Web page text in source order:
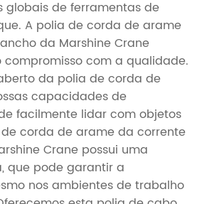
globais de ferramentas de
A polia de corda de arame
da Marshine Crane
compromisso com a qualidade.
da polia de corda de
capacidades de
facilmente lidar com objetos
corda de arame da corrente
Crane possui uma
que pode garantir a
nos ambientes de trabalho